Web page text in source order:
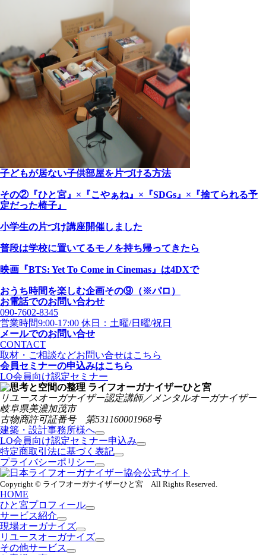
子どもが居ない子供部屋を片づける方法
その②『ひと宮』×『こやぁね』×『SDGs』×『捨てられる予
定だった椅子』
小学生の片づけ講座開催しました
普段は学校に置いてるモノを持ち帰ってきたら
映画『BTS: Yet To Come in Cinemas』は4DXで
おうち時間を楽しむ企画その⑨（※パロ）
お電話でのお問い合わせ
090-7602-8345
営業時間9:00-17:00 休日：土曜/日曜/祝日
メールでのお問い合せ
CONTACT
取材・ご相談などお問い合せはこちら
会員セミナーの申込みはこちら
LO会員向け認定セミナー
リユースオーガナイザー認定講師／メンタルオーガナイザー
岐阜県美濃加茂市
古物商許可証番号 第531160001968号
建築・設計事務所様へ
LO会員向け認定セミナー申込み
特定商取引法に基づく表記
プライバシーポリシー
Copyright © ライフオーガナイザーひと宮 All Rights Reserved.
HOME
ひと宮プロフィール
サービス紹介
現場オーガナイズ
リユースオーガナイズ
その他サービス